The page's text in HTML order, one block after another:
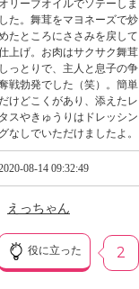
オリーブオイルでソテーしま
した。舞茸をマヨネーズで炒
たところにささみを戻して
上げ。お肉はサクサク舞茸
しっとりで、主人と息子の争
戦勃発でした（笑）。簡単
けどこくがあり、添えたレ
タスやきゅうりはドレッシン
グなしでいただけましたよ。
08-14 09:32:49
えっちゃん
役に立った 2